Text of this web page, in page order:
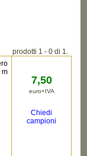
prodotti 1 - 0 di 1.
m
7,50
euro+IVA
Chiedi
campioni